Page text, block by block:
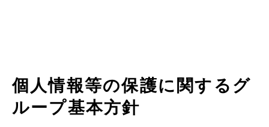
個人情報等の保護に関するグ
ループ基本方針